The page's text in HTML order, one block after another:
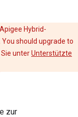
Hybrid-
You should upgrade to
unterUnterstützte
zur